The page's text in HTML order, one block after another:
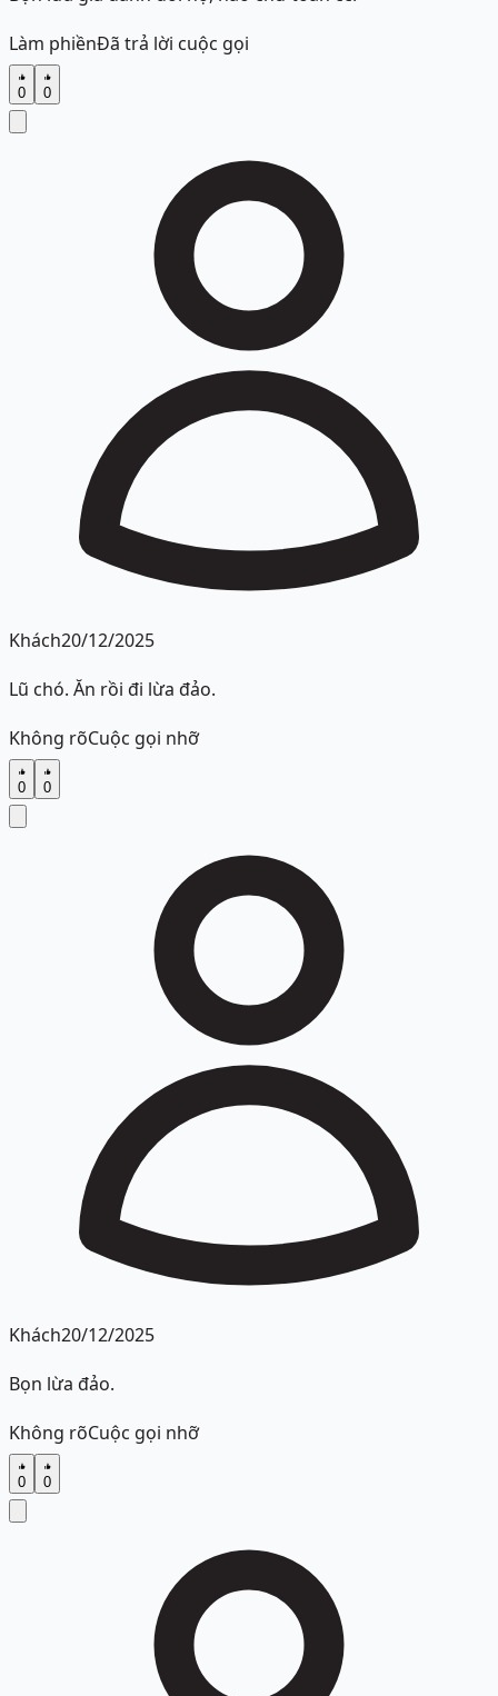
Làm phiềnĐã trả lời cuộc gọi
0 0
Khách20/12/2025
Lũ chó. Ăn rồi đi lừa đảo.
Không rõCuộc gọi nhỡ
0 0
Khách20/12/2025
Bọn lừa đảo.
Không rõCuộc gọi nhỡ
0 0